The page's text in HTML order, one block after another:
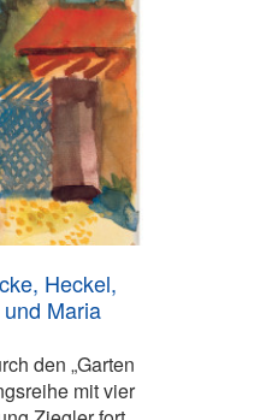
Heckel,
Maria
den „Garten
mit vier